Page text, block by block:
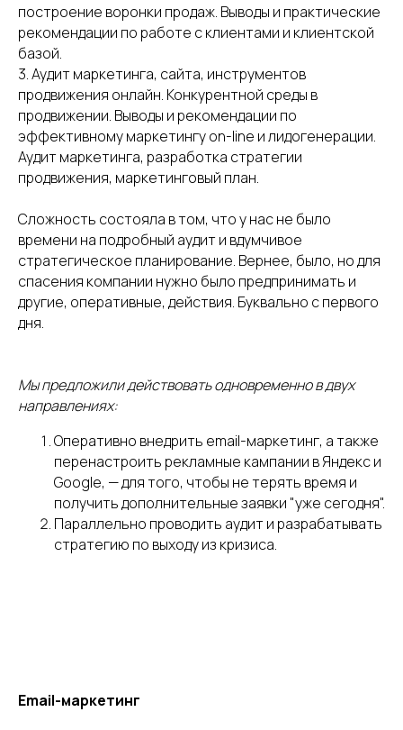
построение воронки продаж. Выводы и практические
рекомендации по работе с клиентами и клиентской
базой.
3. Аудит маркетинга, сайта, инструментов
продвижения онлайн. Конкурентной среды в
продвижении. Выводы и рекомендации по
эффективному маркетингу on-line и лидогенерации.
Аудит маркетинга, разработка стратегии
продвижения, маркетинговый план.
Сложность состояла в том, что у нас не было
времени на подробный аудит и вдумчивое
стратегическое планирование. Вернее, было, но для
спасения компании нужно было предпринимать и
другие, оперативные, действия. Буквально с первого
дня.
Мы предложили действовать одновременно в двух
направлениях:
Оперативно внедрить email-маркетинг, а также
перенастроить рекламные кампании в Яндекс и
Google, — для того, чтобы не терять время и
получить дополнительные заявки "уже сегодня".
Параллельно проводить аудит и разрабатывать
стратегию по выходу из кризиса.
Email-маркетинг